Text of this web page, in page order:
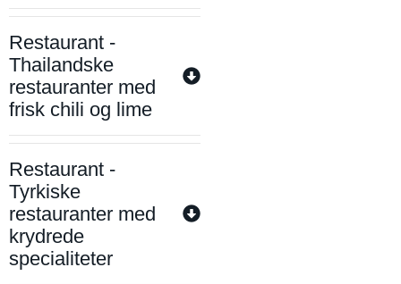
Restaurant -
Thailandske
restauranter med
frisk chili og lime
Restaurant -
Tyrkiske
restauranter med
krydrede
specialiteter